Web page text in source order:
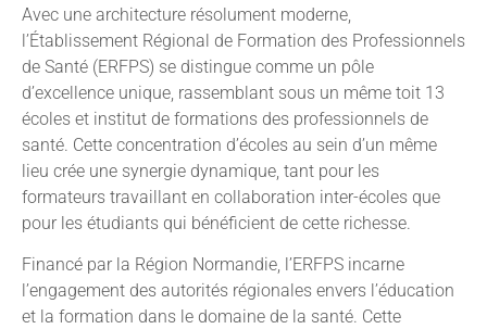
Avec une architecture résolument moderne,
l’Établissement Régional de Formation des Professionnels
de Santé (ERFPS) se distingue comme un pôle
d’excellence unique, rassemblant sous un même toit 13
écoles et institut de formations des professionnels de
santé. Cette concentration d’écoles au sein d’un même
lieu crée une synergie dynamique, tant pour les
formateurs travaillant en collaboration inter-écoles que
pour les étudiants qui bénéficient de cette richesse.
Financé par la Région Normandie, l’ERFPS incarne
l’engagement des autorités régionales envers l’éducation
et la formation dans le domaine de la santé. Cette